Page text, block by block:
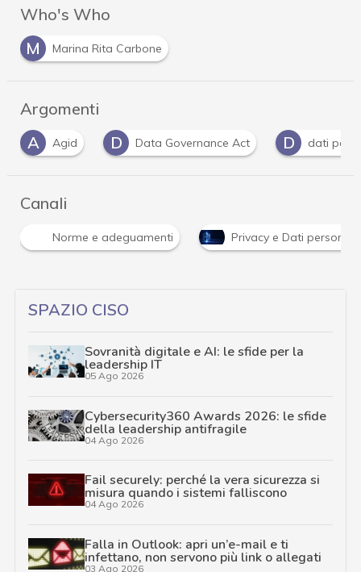
Who's Who
M
Marina Rita Carbone
Argomenti
D
Data Governance Act D dati personali D
Canali
Norme e adeguamenti Privacy e Dati personali
SPAZIO CISO
Sovranità digitale e AI: le sfide per la
leadership IT
05 Ago 2026
Cybersecurity360 Awards 2026: le sfide
della leadership antifragile
04 Ago 2026
Fail securely: perché la vera sicurezza si
misura quando i sistemi falliscono
04 Ago 2026
Falla in Outlook: apri un’e-mail e ti
infettano, non servono più link o allegati
03 Ago 2026